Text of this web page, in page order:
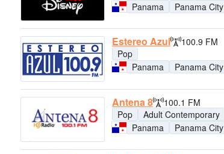
Panama
Panama City
Estereo Azul
100.9 FM
Pop
Panama
Panama City
Antena 8
100.1 FM
Pop
Adult Contemporary
Panama
Panama City